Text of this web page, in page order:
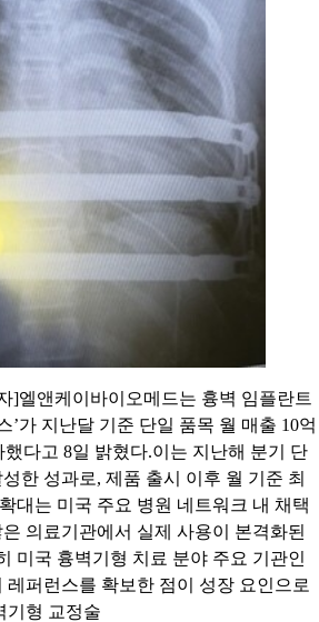
]엘앤케이바이오메드는 흉벽 임플란트
’가 지난달 기준 단일 품목 월 매출 10억
했다고 8일 밝혔다.이는 지난해 분기 단
한 성과로, 제품 출시 이후 월 기준 최
대는 미국 주요 병원 네트워크 내 채택
의료기관에서 실제 사용이 본격화된
미국 흉벽기형 치료 분야 주요 기관인
레퍼런스를 확보한 점이 성장 요인으로
기형 교정술